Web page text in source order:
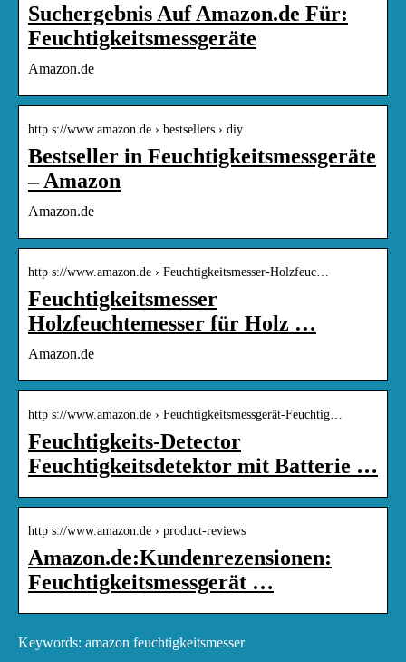
Suchergebnis Auf Amazon.de Für:
Feuchtigkeitsmessgeräte
Amazon.de
http s://www.amazon.de › bestsellers › diy
Bestseller in Feuchtigkeitsmessgeräte
– Amazon
Amazon.de
http s://www.amazon.de › Feuchtigkeitsmesser-Holzfeuc…
Feuchtigkeitsmesser
Holzfeuchtemesser für Holz …
Amazon.de
http s://www.amazon.de › Feuchtigkeitsmessgerät-Feuchtig…
Feuchtigkeits-Detector
Feuchtigkeitsdetektor mit Batterie …
http s://www.amazon.de › product-reviews
Amazon.de:Kundenrezensionen:
Feuchtigkeitsmessgerät …
Keywords: amazon feuchtigkeitsmesser